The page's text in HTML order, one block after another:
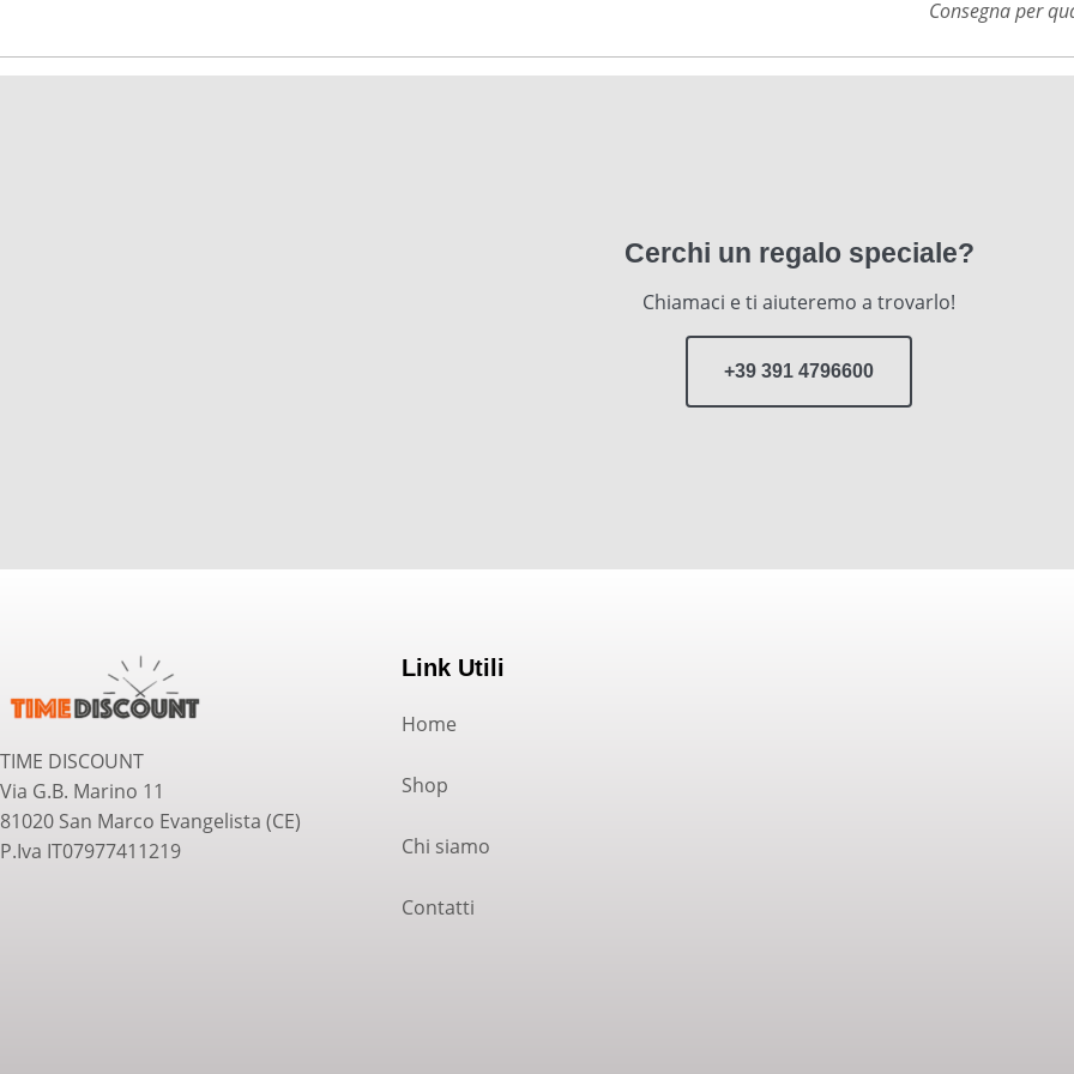
Consegna per
Cerchi un regalo speciale?
Chiamaci e ti aiuteremo a trovarlo!
+39 391 4796600
TIME DISCOUNT
Via G.B. Marino 11
81020 San Marco Evangelista (CE)
P.Iva IT07977411219
Link Utili
Home
Shop
Chi siamo
Contatti